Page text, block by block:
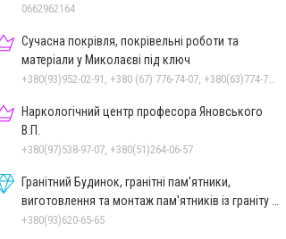
0662962164
Сучасна покрівля, покрівельні роботи та
матеріали у Миколаєві під ключ
Наркологічний центр професора Яновського
В.П.
+380(97)538-97-07, +380(51)264-06-57
Гранітний Будинок, гранітні пам'ятники,
виготовлення та монтаж пам'ятників із граніту в
Миколаєві
+380(93)620-65-65